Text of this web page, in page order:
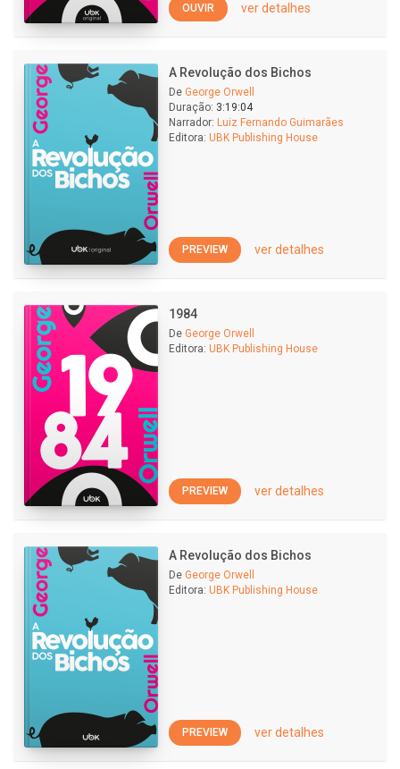
OUVIR ver detalhes
A Revolução dos Bichos
De George Orwell
Duração: 3:19:04
Narrador: Luiz Fernando Guimarães
Editora: UBK Publishing House
PREVIEW ver detalhes
1984
De George Orwell
Editora: UBK Publishing House
PREVIEW ver detalhes
A Revolução dos Bichos
De George Orwell
Editora: UBK Publishing House
PREVIEW ver detalhes